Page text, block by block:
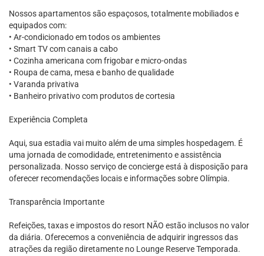
Nossos apartamentos são espaçosos, totalmente mobiliados e
equipados com:
• Ar-condicionado em todos os ambientes
• Smart TV com canais a cabo
• Cozinha americana com frigobar e micro-ondas
• Roupa de cama, mesa e banho de qualidade
• Varanda privativa
• Banheiro privativo com produtos de cortesia
Experiência Completa
Aqui, sua estadia vai muito além de uma simples hospedagem. É
uma jornada de comodidade, entretenimento e assistência
personalizada. Nosso serviço de concierge está à disposição para
oferecer recomendações locais e informações sobre Olímpia.
Transparência Importante
Refeições, taxas e impostos do resort NÃO estão inclusos no valor
da diária. Oferecemos a conveniência de adquirir ingressos das
atrações da região diretamente no Lounge Reserve Temporada.